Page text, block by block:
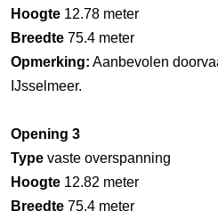
Hoogte 12.78 meter
Breedte 75.4 meter
Opmerking: Aanbevolen
IJsselmeer.
Opening 3
Type vaste overspanning
Hoogte 12.82 meter
Breedte 75.4 meter